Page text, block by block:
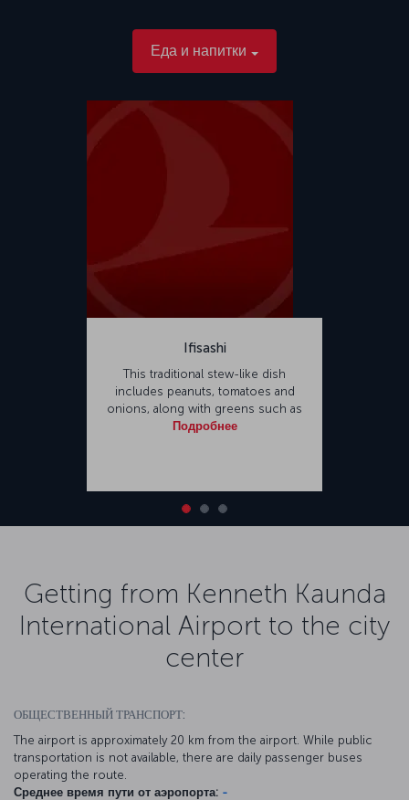
Еда и напитки
Ifisashi
This traditional stew-like dish
includes peanuts, tomatoes and
onions, along with greens such as
Подробнее
Getting from Kenneth Kaunda
International Airport to the city
center
ОБЩЕСТВЕННЫЙ ТРАНСПОРТ:
The airport is approximately 20 km from the airport. While public
transportation is not available, there are daily passenger buses
operating the route.
Среднее время пути от аэропорта: -